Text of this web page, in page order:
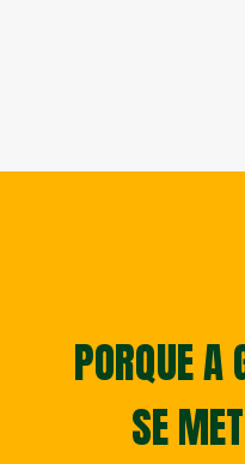
PORQUE A
SE